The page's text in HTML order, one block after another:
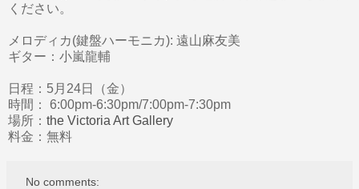
ください。
メロディカ(鍵盤ハーモニカ): 遠山麻友美
ギター：小嵐龍輔
日程：5月24日（金）
時間： 6:00pm-6:30pm/7:00pm-7:30pm
場所： the Victoria Art Gallery
料金：無料
No comments: